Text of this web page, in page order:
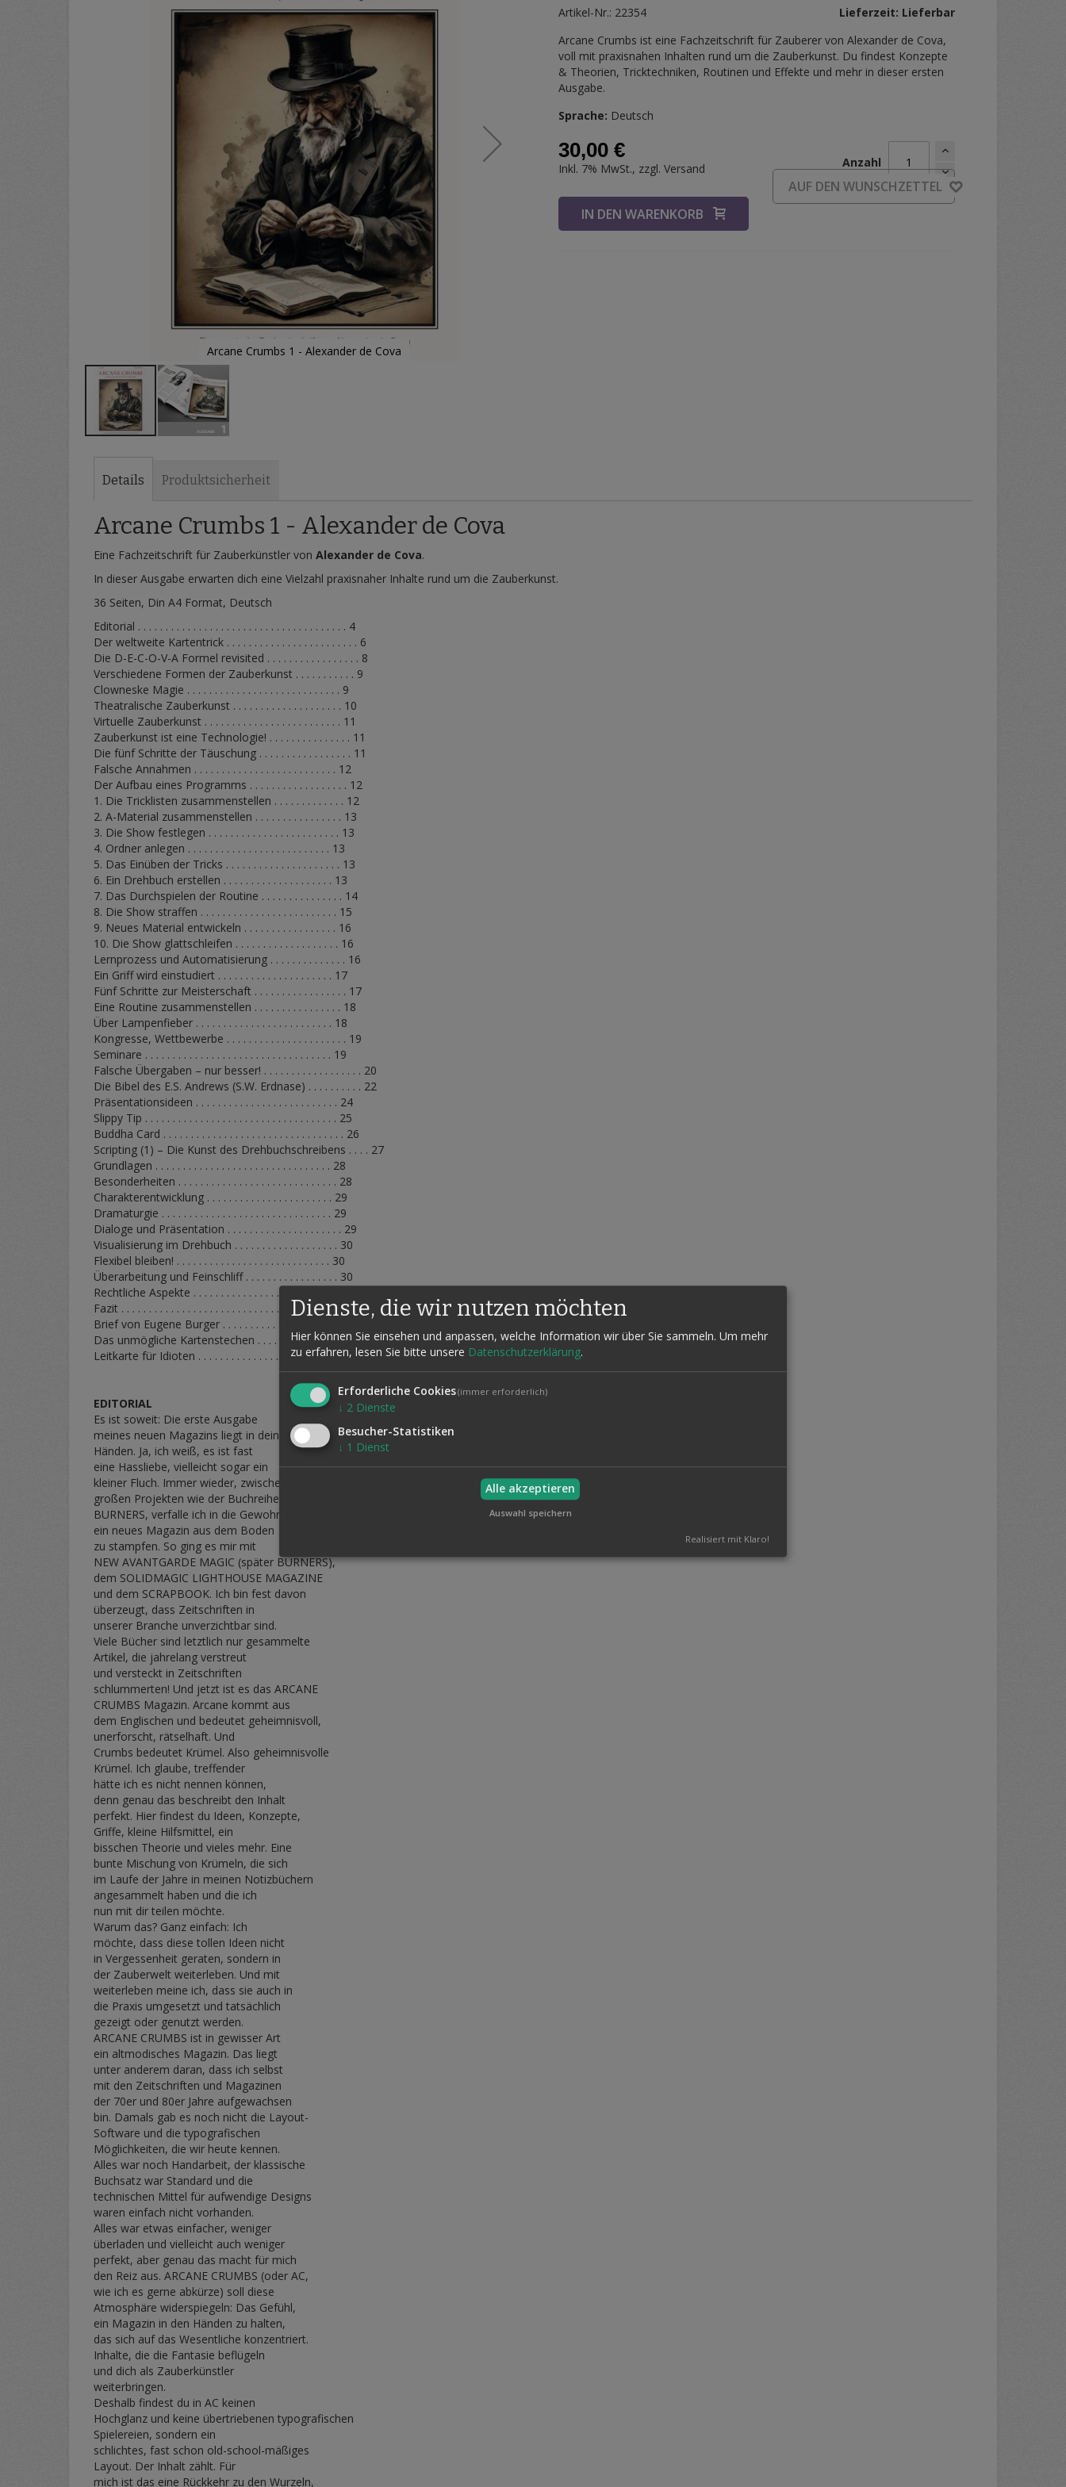
Arcane Crumbs 1 - Alexander de Cova
Artikel-Nr.: 22354
Lieferzeit: Lieferbar
Arcane Crumbs ist eine Fachzeitschrift für Zauberer von Alexander de Cova,
voll mit praxisnahen Inhalten rund um die Zauberkunst. Du findest Konzepte
& Theorien, Tricktechniken, Routinen und Effekte und mehr in dieser ersten
Ausgabe.
Sprache: Deutsch
30,00 €
Inkl. 7% MwSt., zzgl.Versand Anzahl
IN DEN WARENKORB
AUF DEN WUNSCHZETTEL
Details
Arcane Crumbs 1 - Alexander de Cova
Eine Fachzeitschrift für Zauberkünstler vonAlexander de Cova.
In dieser Ausgabe erwarten dich eine Vielzahl praxisnaher Inhalte rund um die Zauberkunst.
36 Seiten, Din A4 Format, Deutsch
Editorial . . . . . . . . . . . . . . . . . . . . . . . . . . . . . . . . . . . . . . 4
Der weltweite Kartentrick . . . . . . . . . . . . . . . . . . . . . . . . 6
Die D-E-C-O-V-A Formel revisited . . . . . . . . . . . . . . . . . 8
Verschiedene Formen der Zauberkunst . . . . . . . . . . . 9
Clowneske Magie . . . . . . . . . . . . . . . . . . . . . . . . . . . . 9
Theatralische Zauberkunst . . . . . . . . . . . . . . . . . . . . 10
Virtuelle Zauberkunst . . . . . . . . . . . . . . . . . . . . . . . . . 11
Zauberkunst ist eine Technologie! . . . . . . . . . . . . . . . 11
Die fünf Schritte der Täuschung . . . . . . . . . . . . . . . . . 11
Falsche Annahmen . . . . . . . . . . . . . . . . . . . . . . . . . . 12
Der Aufbau eines Programms . . . . . . . . . . . . . . . . . . 12
1. Die Tricklisten zusammenstellen . . . . . . . . . . . . . 12
2. A-Material zusammenstellen . . . . . . . . . . . . . . . . 13
3. Die Show festlegen . . . . . . . . . . . . . . . . . . . . . . . . 13
4. Ordner anlegen . . . . . . . . . . . . . . . . . . . . . . . . . . 13
5. Das Einüben der Tricks . . . . . . . . . . . . . . . . . . . . . 13
6. Ein Drehbuch erstellen . . . . . . . . . . . . . . . . . . . . 13
7. Das Durchspielen der Routine . . . . . . . . . . . . . . . 14
8. Die Show straffen . . . . . . . . . . . . . . . . . . . . . . . . . 15
9. Neues Material entwickeln . . . . . . . . . . . . . . . . . 16
10. Die Show glattschleifen . . . . . . . . . . . . . . . . . . . 16
Lernprozess und Automatisierung . . . . . . . . . . . . . . 16
Ein Griff wird einstudiert . . . . . . . . . . . . . . . . . . . . . 17
Fünf Schritte zur Meisterschaft . . . . . . . . . . . . . . . . . 17
Eine Routine zusammenstellen . . . . . . . . . . . . . . . . 18
Über Lampenfieber . . . . . . . . . . . . . . . . . . . . . . . . . 18
Kongresse, Wettbewerbe . . . . . . . . . . . . . . . . . . . . . . 19
Seminare . . . . . . . . . . . . . . . . . . . . . . . . . . . . . . . . . . 19
Falsche Übergaben – nur besser! . . . . . . . . . . . . . . . . . . 20
Die Bibel des E.S. Andrews (S.W. Erdnase) . . . . . . . . . . 22
Präsentationsideen . . . . . . . . . . . . . . . . . . . . . . . . . . 24
Slippy Tip . . . . . . . . . . . . . . . . . . . . . . . . . . . . . . . . . . . 25
Buddha Card . . . . . . . . . . . . . . . . . . . . . . . . . . . . . . . . . 26
Scripting (1) – Die Kunst des Drehbuchschreibens . . . . 27
Grundlagen . . . . . . . . . . . . . . . . . . . . . . . . . . . . . . . . 28
Besonderheiten . . . . . . . . . . . . . . . . . . . . . . . . . . . . . 28
Charakterentwicklung . . . . . . . . . . . . . . . . . . . . . . . 29
Dramaturgie . . . . . . . . . . . . . . . . . . . . . . . . . . . . . . . 29
Dialoge und Präsentation . . . . . . . . . . . . . . . . . . . . . 29
Visualisierung im Drehbuch . . . . . . . . . . . . . . . . . . . 30
Flexibel bleiben! . . . . . . . . . . . . . . . . . . . . . . . . . . . . 30
Überarbeitung und Feinschliff . . . . . . . . . . . . . . . . . 30
Rechtliche Aspekte . . . . . . . . . . . . . . . . . . . . . . . . . . 31
Fazit . . . . . . . . . . . . . . . . . . . . . . . . . . . . . . . . . . . . . . 31
Brief von Eugene Burger . . . . . . . . . . . . . . . . . . . . . . . . 33
Das unmögliche Kartenstechen . . . . . . . . . . . . . . . . . . 34
Leitkarte für Idioten . . . . . . . . . . . . . . . . . . . . . . . . . . . 35
EDITORIAL
Es ist soweit: Die erste Ausgabe
meines neuen Magazins liegt in deinen
Händen. Ja, ich weiß, es ist fast
eine Hassliebe, vielleicht sogar ein
kleiner Fluch. Immer wieder, zwischen
großen Projekten wie der Buchreihe
BURNERS, verfalle ich in die Gewohnheit,
ein neues Magazin aus dem Boden
zu stampfen. So ging es mir mit
NEW AVANTGARDE MAGIC (später BURNERS),
dem SOLIDMAGIC LIGHTHOUSE MAGAZINE
und dem SCRAPBOOK. Ich bin fest davon
überzeugt, dass Zeitschriften in
unserer Branche unverzichtbar sind.
Viele Bücher sind letztlich nur gesammelte
Artikel, die jahrelang verstreut
und versteckt in Zeitschriften
schlummerten! Und jetzt ist es das ARCANE
CRUMBS Magazin. Arcane kommt aus
dem Englischen und bedeutet geheimnisvoll,
unerforscht, rätselhaft. Und
Crumbs bedeutet Krümel. Also geheimnisvolle
Krümel. Ich glaube, treffender
hätte ich es nicht nennen können,
denn genau das beschreibt den Inhalt
perfekt. Hier findest du Ideen, Konzepte,
Griffe, kleine Hilfsmittel, ein
bisschen Theorie und vieles mehr. Eine
bunte Mischung von Krümeln, die sich
im Laufe der Jahre in meinen Notizbüchern
angesammelt haben und die ich
nun mit dir teilen möchte.
Warum das? Ganz einfach: Ich
möchte, dass diese tollen Ideen nicht
in Vergessenheit geraten, sondern in
der Zauberwelt weiterleben. Und mit
weiterleben meine ich, dass sie auch in
die Praxis umgesetzt und tatsächlich
gezeigt oder genutzt werden.
ARCANE CRUMBS ist in gewisser Art
ein altmodisches Magazin. Das liegt
unter anderem daran, dass ich selbst
mit den Zeitschriften und Magazinen
der 70er und 80er Jahre aufgewachsen
bin. Damals gab es noch nicht die Layout-
Software und die typografischen
Möglichkeiten, die wir heute kennen.
Alles war noch Handarbeit, der klassische
Buchsatz war Standard und die
technischen Mittel für aufwendige Designs
waren einfach nicht vorhanden.
Alles war etwas einfacher, weniger
überladen und vielleicht auch weniger
perfekt, aber genau das macht für mich
den Reiz aus. ARCANE CRUMBS (oder AC,
wie ich es gerne abkürze) soll diese
Atmosphäre widerspiegeln: Das Gefühl,
ein Magazin in den Händen zu halten,
das sich auf das Wesentliche konzentriert.
Inhalte, die die Fantasie beflügeln
und dich als Zauberkünstler
weiterbringen.
Deshalb findest du in AC keinen
Hochglanz und keine übertriebenen typografischen
Spielereien, sondern ein
schlichtes, fast schon old-school-mäßiges
Layout. Der Inhalt zählt. Für
mich ist das eine Rückkehr zu den Wurzeln,
Produktsicherheit
Dienste, die wir nutzen möchten
Hier können Sie einsehen und anpassen, welche Information wir über Sie sammeln. Um mehr
zu erfahren, lesen Sie bitte unsere Datenschutzerklärung.
Erforderliche Cookies(immer erforderlich)
↓ 2 Dienste
Besucher-Statistiken
↓ 1 Dienst
Alle akzeptieren
Auswahl speichern
Realisiert mit Klaro!